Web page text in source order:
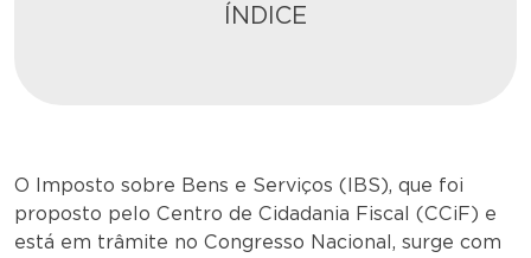
ÍNDICE
O Imposto sobre Bens e Serviços (IBS), que foi
proposto pelo Centro de Cidadania Fiscal (CCiF) e
está em trâmite no Congresso Nacional, surge com